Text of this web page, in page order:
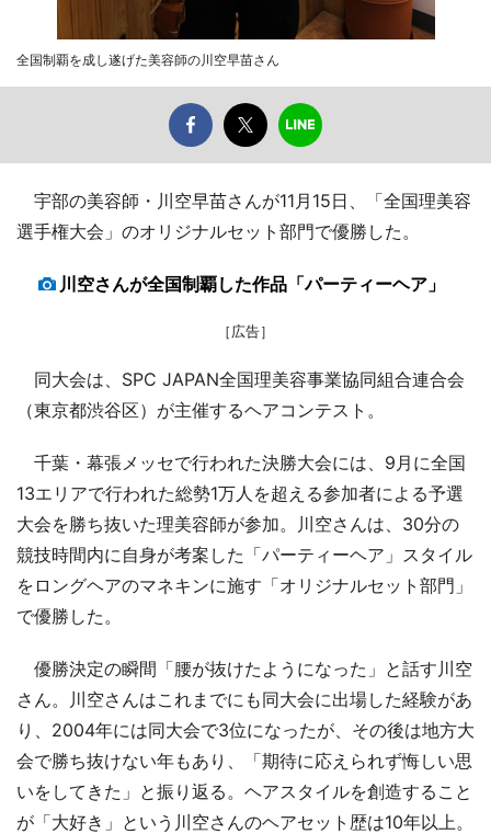
全国制覇を成し遂げた美容師の川空早苗さん
宇部の美容師・川空早苗さんが11月15日、「全国理美容
選手権大会」のオリジナルセット部門で優勝した。
川空さんが全国制覇した作品「パーティーヘア」
［広告］
同大会は、SPC JAPAN全国理美容事業協同組合連合会
（東京都渋谷区）が主催するヘアコンテスト。
千葉・幕張メッセで行われた決勝大会には、9月に全国
13エリアで行われた総勢1万人を超える参加者による予選
大会を勝ち抜いた理美容師が参加。川空さんは、30分の
競技時間内に自身が考案した「パーティーヘア」スタイル
をロングヘアのマネキンに施す「オリジナルセット部門」
で優勝した。
優勝決定の瞬間「腰が抜けたようになった」と話す川空
さん。川空さんはこれまでにも同大会に出場した経験があ
り、2004年には同大会で3位になったが、その後は地方大
会で勝ち抜けない年もあり、「期待に応えられず悔しい思
いをしてきた」と振り返る。ヘアスタイルを創造すること
が「大好き」という川空さんのヘアセット歴は10年以上。